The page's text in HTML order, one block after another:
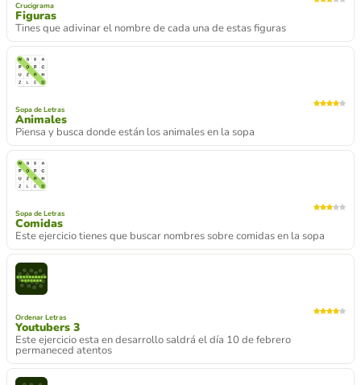
Crucigrama
Figuras
Tines que adivinar el nombre de cada una de estas figuras
Sopa de Letras
Animales
Piensa y busca donde están los animales en la sopa
Sopa de Letras
Comidas
Este ejercicio tienes que buscar nombres sobre comidas en la sopa
Ordenar Letras
Youtubers 3
Este ejercicio esta en desarrollo saldrá el día 10 de febrero
permaneced atentos